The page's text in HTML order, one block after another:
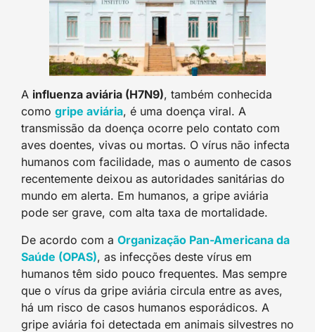
A influenza aviária (H7N9), também conhecida
como gripe aviária, é uma doença viral. A
transmissão da doença ocorre pelo contato com
aves doentes, vivas ou mortas. O vírus não infecta
humanos com facilidade, mas o aumento de casos
recentemente deixou as autoridades sanitárias do
mundo em alerta. Em humanos, a gripe aviária
pode ser grave, com alta taxa de mortalidade.
De acordo com a Organização Pan-Americana da
Saúde (OPAS), as infecções deste vírus em
humanos têm sido pouco frequentes. Mas sempre
que o vírus da gripe aviária circula entre as aves,
há um risco de casos humanos esporádicos. A
gripe aviária foi detectada em animais silvestres no